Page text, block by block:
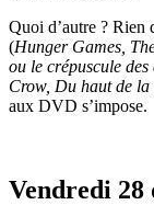
Quoi d’autre ? Rien
(Hunger Games,
ou le crépuscule
Crow, Du haut de
aux DVD s’impose.
Vendredi 28